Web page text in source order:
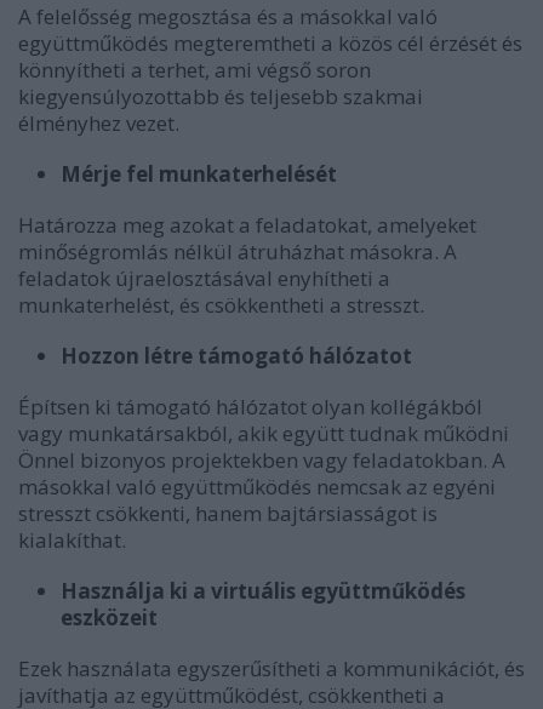
A felelősség megosztása és a másokkal való
együttműködés megteremtheti a közös cél érzését és
könnyítheti a terhet, ami végső soron
kiegyensúlyozottabb és teljesebb szakmai
élményhez vezet.
Mérje fel munkaterhelését
Határozza meg azokat a feladatokat, amelyeket
minőségromlás nélkül átruházhat másokra. A
feladatok újraelosztásával enyhítheti a
munkaterhelést, és csökkentheti a stresszt.
Hozzon létre támogató hálózatot
Építsen ki támogató hálózatot olyan kollégákból
vagy munkatársakból, akik együtt tudnak működni
Önnel bizonyos projektekben vagy feladatokban. A
másokkal való együttműködés nemcsak az egyéni
stresszt csökkenti, hanem bajtársiasságot is
kialakíthat.
Használja ki a virtuális együttműködés
eszközeit
Ezek használata egyszerűsítheti a kommunikációt, és
javíthatja az együttműködést, csökkentheti a